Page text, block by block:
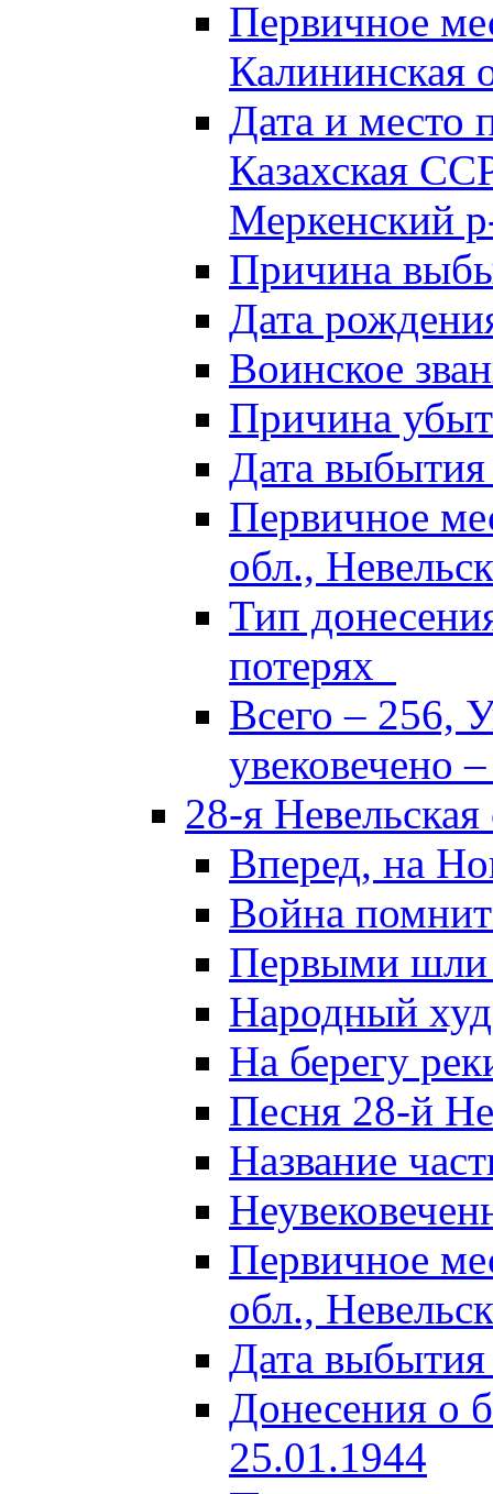
Первичное
Калининская
Дата и
Казахская
Меркенский
Причина
Дата
Воинское
Причина
Дата
Первичное
обл.,
Тип
потерях
Всего – 256,
увековечено
28-я Невельская
Вперед, на
Война
Первыми шли
Народный
На берегу
Песня 28-й
Название
Первичное
обл.,
Дата
Донесения о
25.01.1944